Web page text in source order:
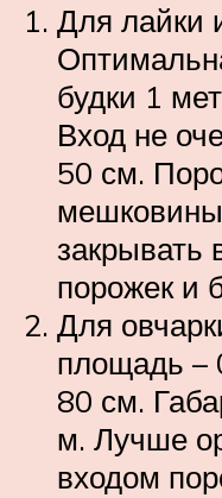
Для лайки
будки 1
Вход не
50 см.
закрывать
порожек и
Для
площадь –
80 см.
м. Лучше
входом